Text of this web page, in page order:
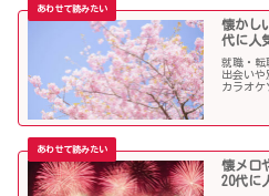
懐かし
代に人
就職・転
出会いや
カラオケ
懐メロ
20代に